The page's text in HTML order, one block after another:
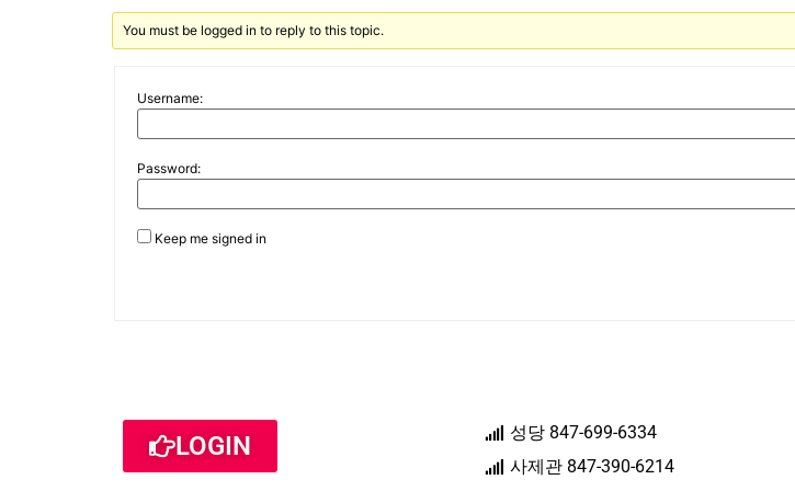
You must be logged in to reply to this topic.
Username:
Password:
Keep me signed in
LOGIN
성당 847-699-6334
사제관 847-390-6214